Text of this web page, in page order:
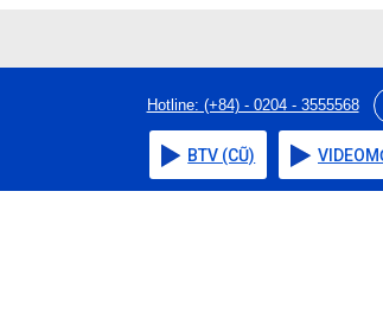
Hotline: (+84) - 0204 - 3555568
BTV (CŨ) VIDEO